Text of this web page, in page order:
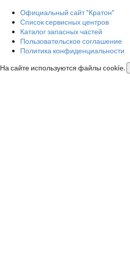
Официальный сайт "Кратон"
Список сервисных центров
Каталог запасных частей
Пользовательское соглашение
Политика конфиденциальности
На сайте используются файлы cookie.